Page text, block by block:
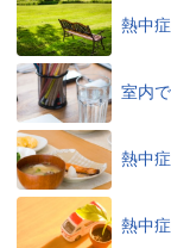
熱中
室内
熱中
熱中